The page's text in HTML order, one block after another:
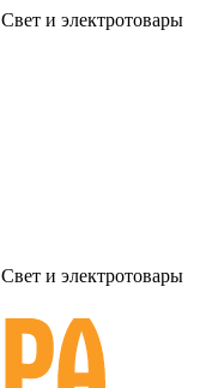
Свет и электротовары
Свет и электротовары